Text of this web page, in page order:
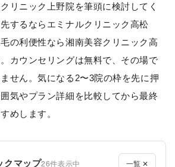
リニック上野院を筆頭に検討してく
するならエミナルクリニック高松
の利便性なら湘南美容クリニック高
カウンセリングは無料で、その場で
せん。気になる2〜3院の枠を先に押
気やプラン詳細を比較してから最終
めします。
クマップ26件表示中 一覧 ✕